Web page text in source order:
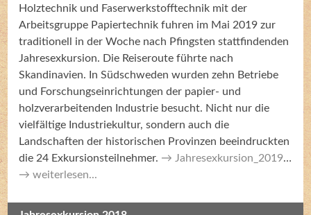
Holztechnik und Faserwerkstofftechnik mit der
Arbeitsgruppe Papiertechnik fuhren im Mai 2019 zur
traditionell in der Woche nach Pfingsten stattfindenden
Jahresexkursion. Die Reiseroute führte nach
Skandinavien. In Südschweden wurden zehn Betriebe
und Forschungseinrichtungen der papier- und
holzverarbeitenden Industrie besucht. Nicht nur die
vielfältige Industriekultur, sondern auch die
Landschaften der historischen Provinzen beeindruckten
die 24 Exkursionsteilnehmer.
Jahresexkursion_2019…
weiterlesen...